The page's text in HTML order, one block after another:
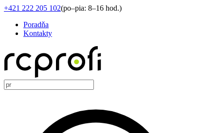
+421 222 205 102(po–pia: 8–16 hod.)
Poradňa
Kontakty